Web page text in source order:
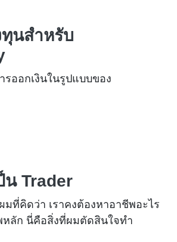
นสำหรับ
ออกเงินในรูปแบบของ
น Trader
ที่คิดว่า เราคงต้องหาอาชีพอะไร
หลัก นี่คือสิ่งที่ผมตัดสินใจทำ